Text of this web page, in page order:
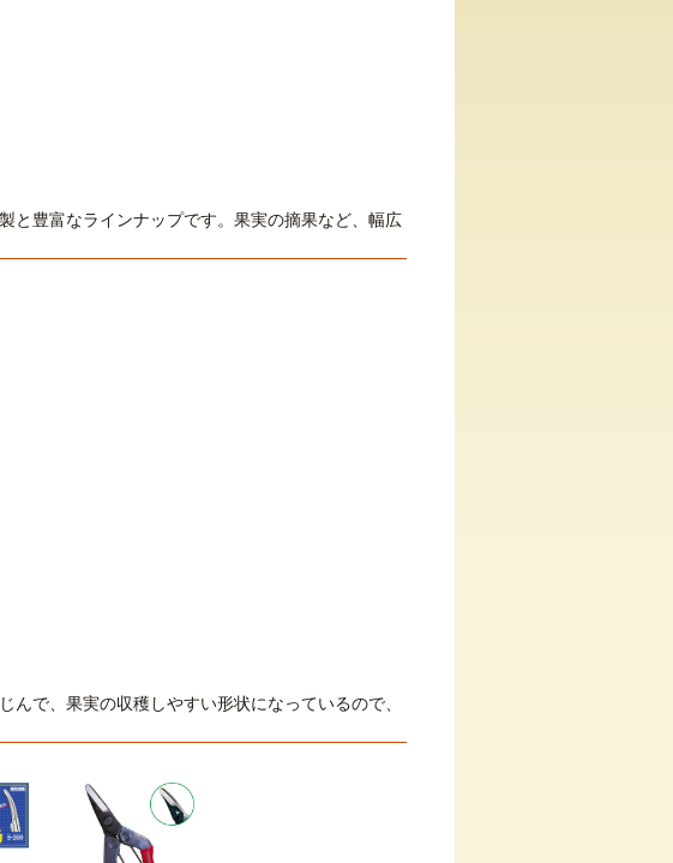
と豊富なラインナップです。果実の摘果など、幅広
で、果実の収穫しやすい形状になっているので、